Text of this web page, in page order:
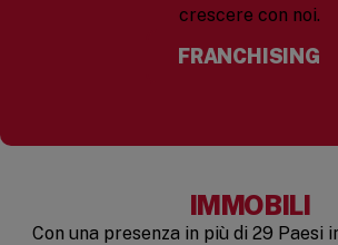
crescere con noi.
FRANCHISING
IMMOBILI
Con una presenza in più di 29 Paesi